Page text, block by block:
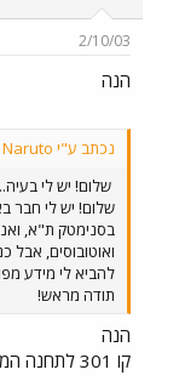
2/10/03
הנה
נכתב ע"י Uzumaki Naruto:
שלום! יש לי
שלום! יש לי חבר
בסנימטק ת"א,
ואוטובוסים, אבל
להביא לי מידע
תודה מראש!
הנה
קו 301 לתחנה המרכזית בת"א ושם שישאל מה מגיע לסינמטק